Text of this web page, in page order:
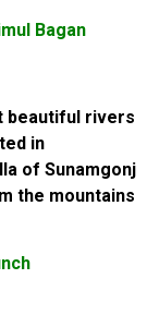
Bagan
beautiful rivers
in
of Sunamgonj
the mountains